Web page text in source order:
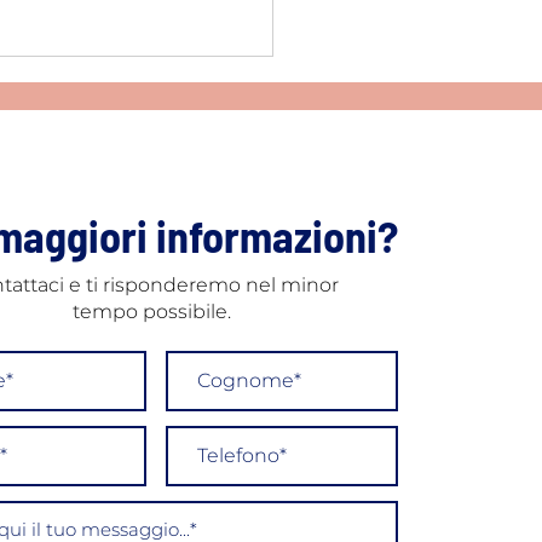
denti prezzo:
ciò che devi sapere
informazioni?
e ti risponderemo nel minor
tempo possibile.